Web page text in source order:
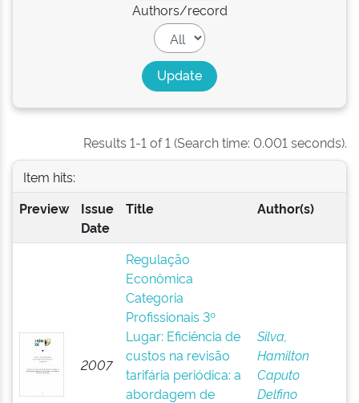
Authors/record
Results 1-1 of 1 (Search time: 0.001 seconds).
Item hits:
Preview
Issue
Date
Title Author(s)
2007
Regulação
Econômica
Categoria
Profissionais 3º
Lugar: Eficiência de
custos na revisão
tarifária periódica: a
abordagem de
Silva,
Hamilton
Caputo
Delfino